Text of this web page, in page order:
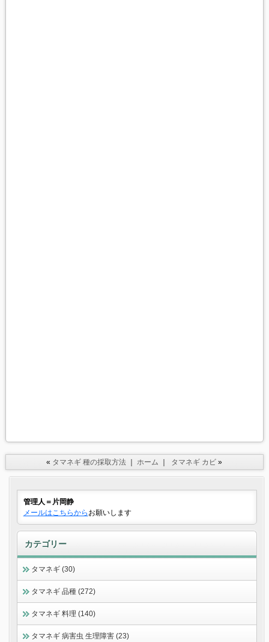
« タマネギ 種の採取方法 ｜ホーム タマネギ カビ »
管理人＝片岡静
メールはこちらから お願いします
カテゴリー
タマネギ (30)
タマネギ 品種 (272)
タマネギ 料理 (140)
タマネギ 病害虫 生理障害 (23)